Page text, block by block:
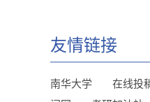
友情链接
南华大学 在线投